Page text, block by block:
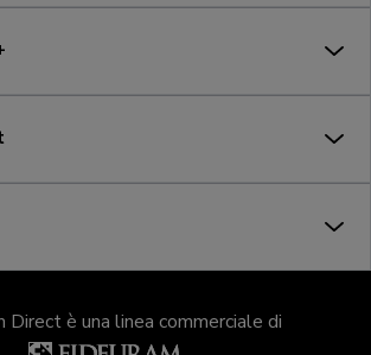
Direct è una linea commerciale di